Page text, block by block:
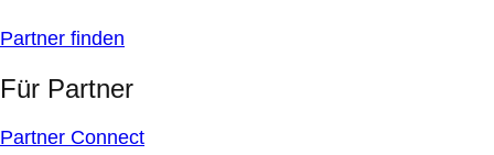
Partner finden
Für Partner
Partner Connect